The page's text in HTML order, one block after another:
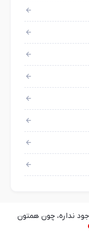
نداره، چون همتون